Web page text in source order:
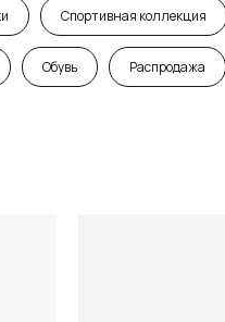
Спортивная коллекция
Обувь Распродажа